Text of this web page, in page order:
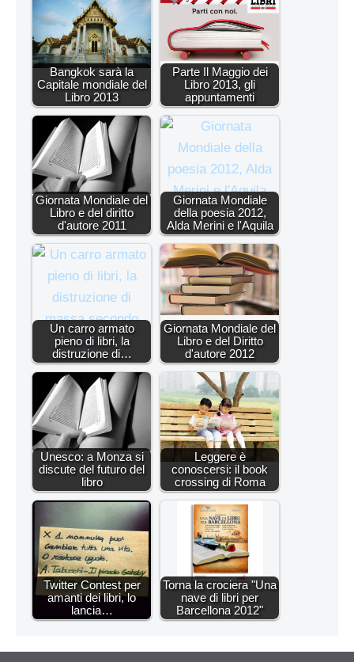
Bangkok sarà la
Capitale mondiale del
Libro 2013
Parte Il Maggio dei
Libro 2013, gli
appuntamenti
Giornata Mondiale del
Libro e del diritto
d'autore 2011
Giornata Mondiale
della poesia 2012,
Alda Merini e l'Aquila
Un carro armato
pieno di libri, la
distruzione di…
Giornata Mondiale del
Libro e del Diritto
d'autore 2012
Unesco: a Monza si
discute del futuro del
libro
Leggere è
conoscersi: il book
crossing di Roma
Twitter Contest per
amanti dei libri, lo
lancia…
Torna la crociera "Una
nave di libri per
Barcellona 2012"